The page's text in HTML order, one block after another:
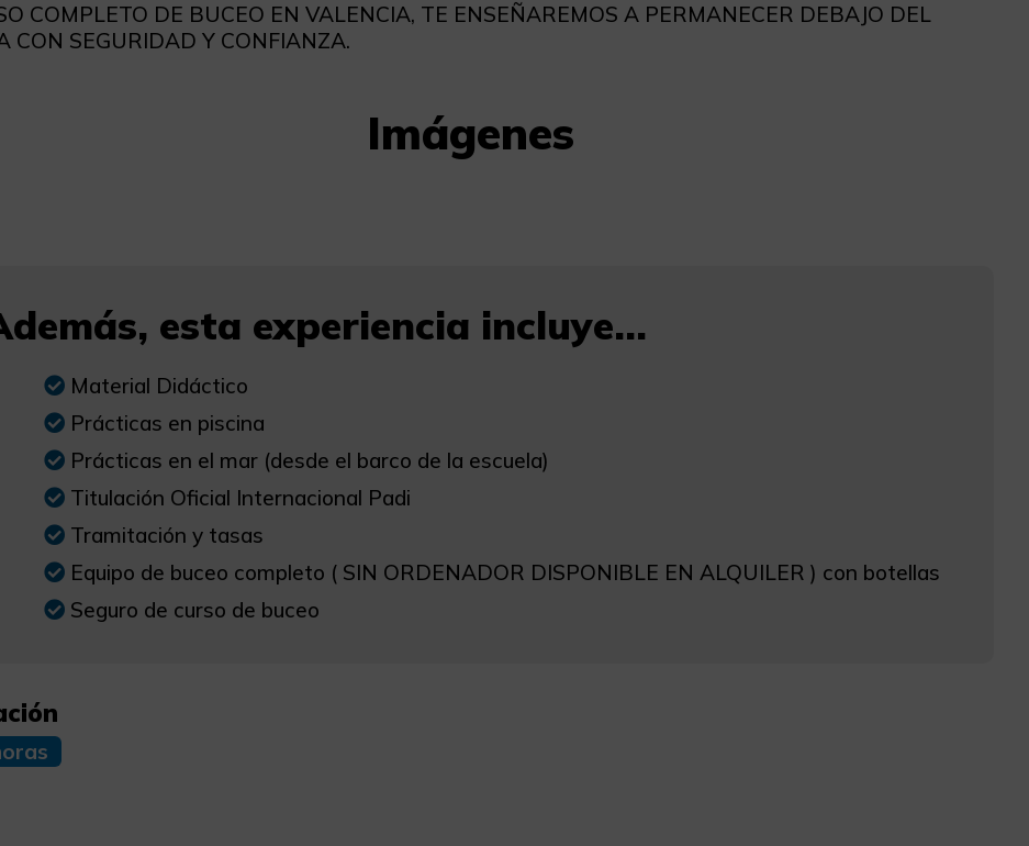
COMPLETO DE BUCEO EN VALENCIA, TE ENSEÑAREMOS A PERMANECER DEBAJO DEL
CON SEGURIDAD Y CONFIANZA.
Imágenes
esta experiencia incluye...
Material Didáctico
Prácticas en piscina
Prácticas en el mar (desde el barco de la escuela)
Titulación Oficial Internacional Padi
Tramitación y tasas
Equipo de buceo completo ( SIN ORDENADOR DISPONIBLE EN ALQUILER ) con botellas
Seguro de curso de buceo